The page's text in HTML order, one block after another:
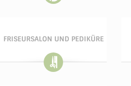
FRISEURSALON UND PEDIKÜRE